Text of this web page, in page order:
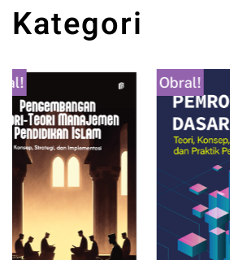
Kategori
Obral! Obral!